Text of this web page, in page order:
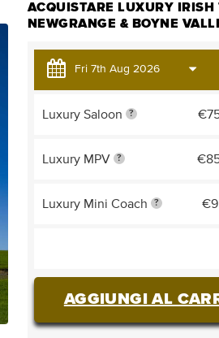
ACQUISTARE LUXURY IRISH
NEWGRANGE & BOYNE
Luxury Saloon ?
Luxury MPV ?
Luxury Mini Coach ?
AGGIUNGI AL